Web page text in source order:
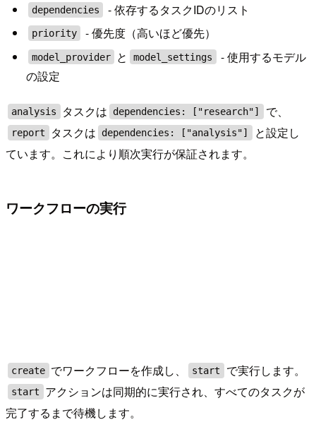
dependencies - 依存するタスクIDのリスト
priority - 優先度（高いほど優先）
model_provider と model_settings
- 使用するモデル
の設定
analysis タスクは dependencies: ["research"] で、
report タスクは dependencies: ["analysis"]
と設定し
ています。これにより順次実行が保証されます。
ワークフローの実行
create でワークフローを作成し、 start で実行します。
start
アクションは同期的に実行され、すべてのタスクが
完了するまで待機します。